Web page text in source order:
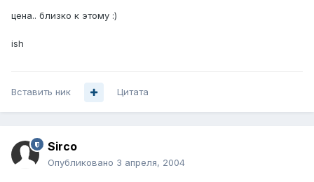
цена.. близко к этому :)
ish
Вставить ник Цитата
Sirco
Опубликовано 3 апреля, 2004